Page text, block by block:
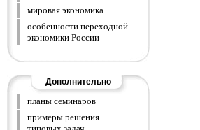
мировая экономика
особенности переходной
экономики России
Дополнительно
планы семинаров
примеры решения